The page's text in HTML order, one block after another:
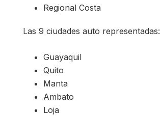
Regional Costa
Las 9 ciudades auto representadas:
Guayaquil
Quito
Manta
Ambato
Loja